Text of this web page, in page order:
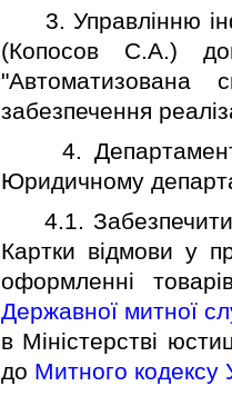
3. Управлiнню
(Копосов С.А.)
забезпечення
4. Департаменту
Юридичному
4.1. Забезпечити
Картки вiдмови у
оформленнi
Державної митної
в Мiнiстерствi
до Митного кодексу